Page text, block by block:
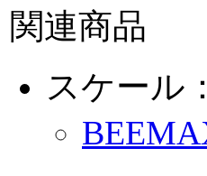
関連商品
スケール